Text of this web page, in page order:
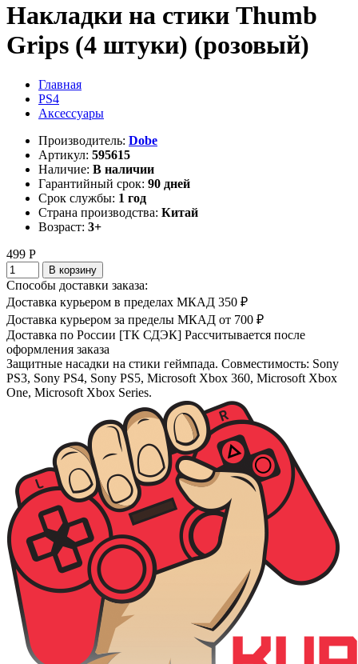
Накладки на стики Thumb
Grips (4 штуки) (розовый)
Главная
PS4
Аксессуары
Производитель: Dobe
Артикул: 595615
Наличие: В наличии
Гарантийный срок: 90 дней
Срок службы: 1 год
Страна производства: Китай
Возраст: 3+
499 Р
В корзину
Способы доставки заказа:
Доставка курьером в пределах МКАД 350 ₽
Доставка курьером за пределы МКАД от 700 ₽
Доставка по России [ТК СДЭК] Рассчитывается после
оформления заказа
Защитные насадки на стики геймпада. Совместимость: Sony
PS3, Sony PS4, Sony PS5, Microsoft Xbox 360, Microsoft Xbox
One, Microsoft Xbox Series.